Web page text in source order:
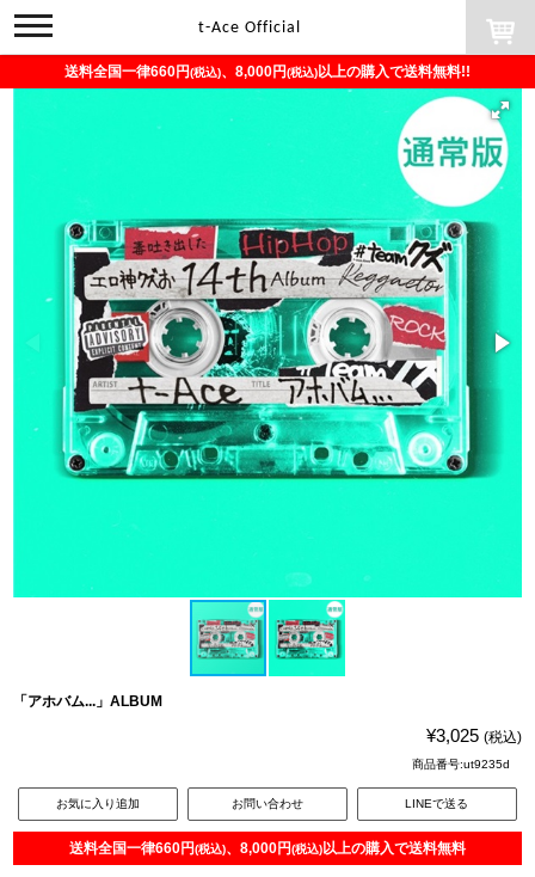
toggle
navigation
t-Ace Official
送料全国一律660円(税込)、8,000円(税込)以上の購入で送料無料!!
「アホバム...」ALBUM
¥3,025 (税込)
商品番号:ut9235d
お気に入り追加 お問い合わせ LINEで送る
送料全国一律660円(税込)、8,000円(税込)以上の購入で送料無料